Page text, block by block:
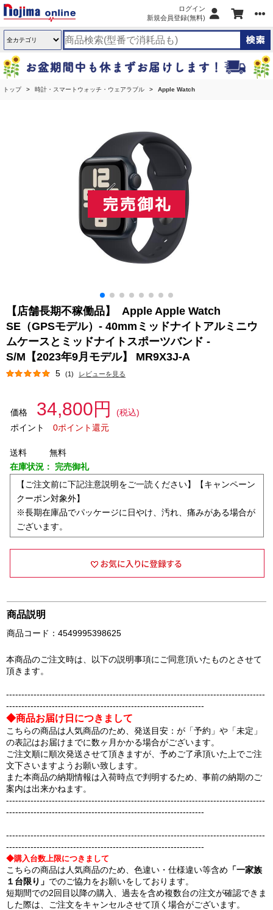
ログイン
新規会員登録(無料)
トップ 時計・スマートウォッチ・ウェアラブル Apple Watch
【店舗長期不稼働品】 Apple Apple Watch
SE（GPSモデル）- 40mmミッドナイトアルミニウ
ムケースとミッドナイトスポーツバンド -
S/M【2023年9月モデル】 MR9X3J-A
5 (1) レビューを見る
価格 34,800円
(税込)
ポイント
0ポイント還元
送料
無料
在庫状況： 完売御礼
【ご注文前に下記注意説明をご一読ください】【キャンペーン
クーポン対象外】
※長期在庫品でパッケージに日やけ、汚れ、痛みがある場合が
ございます。
商品説明
商品コード：4549995398625
本商品のご注文時は、以下の説明事項にご同意頂いたものとさせて
頂きます。
-------------------------------------------------------------------------------------
-----------------------------------------------------------------
◆商品お届け日につきまして
こちらの商品は人気商品のため、発送目安：が「予約」や「未定」
の表記はお届けまでに数ヶ月かかる場合がございます。
ご注文順に順次発送させて頂きますが、予めご了承頂いた上でご注
文下さいますようお願い致します。
また本商品の納期情報は入荷時点で判明するため、事前の納期のご
案内は出来かねます。
-------------------------------------------------------------------------------------
-----------------------------------------------------------------
-------------------------------------------------------------------------------------
-----------------------------------------------------------------
◆購入台数上限につきまして
こちらの商品は人気商品のため、色違い・仕様違い等含め 「一家族
１台限り」 でのご協力をお願いをしております。
短期間での2回目以降の購入、過去を含め複数台の注文が確認できま
した際は、ご注文をキャンセルさせて頂く場合がございます。